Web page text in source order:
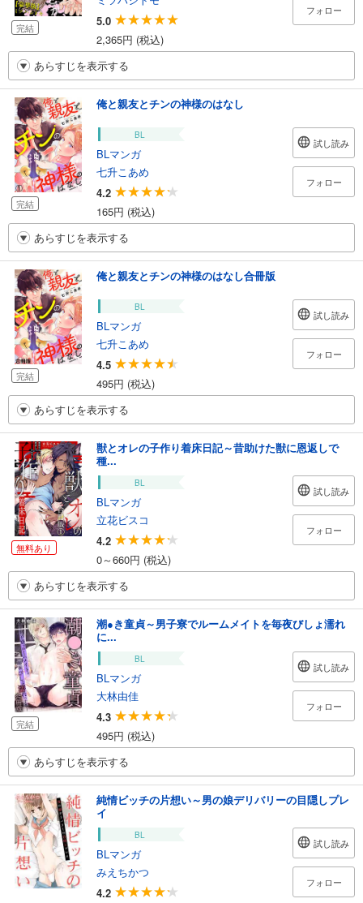
完結
5.0
2,365円 (税込)
フォロー
あらすじを表示する
完結
俺と親友とチンの神様のはなし
BL
BLマンガ
七升こあめ
4.2
165円 (税込)
試し読み
フォロー
あらすじを表示する
完結
俺と親友とチンの神様のはなし合冊版
BL
BLマンガ
七升こあめ
4.5
495円 (税込)
試し読み
フォロー
あらすじを表示する
無料あり
獣とオレの子作り着床日記～昔助けた獣に恩返しで
種...
BL
BLマンガ
立花ビスコ
4.2
0～660円 (税込)
試し読み
フォロー
あらすじを表示する
完結
潮●き童貞～男子寮でルームメイトを毎夜びしょ濡れ
に...
BL
BLマンガ
大林由佳
4.3
495円 (税込)
試し読み
フォロー
あらすじを表示する
純情ビッチの片想い～男の娘デリバリーの目隠しプレ
イ
BL
BLマンガ
みえちかつ
4.2
試し読み
フォロー